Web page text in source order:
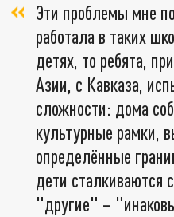
Эти проблемы мне
работала в таких
детях, то ребята,
Азии, с Кавказа,
сложности: дома
культурные рамки,
определённые
дети сталкиваются
"другие" –